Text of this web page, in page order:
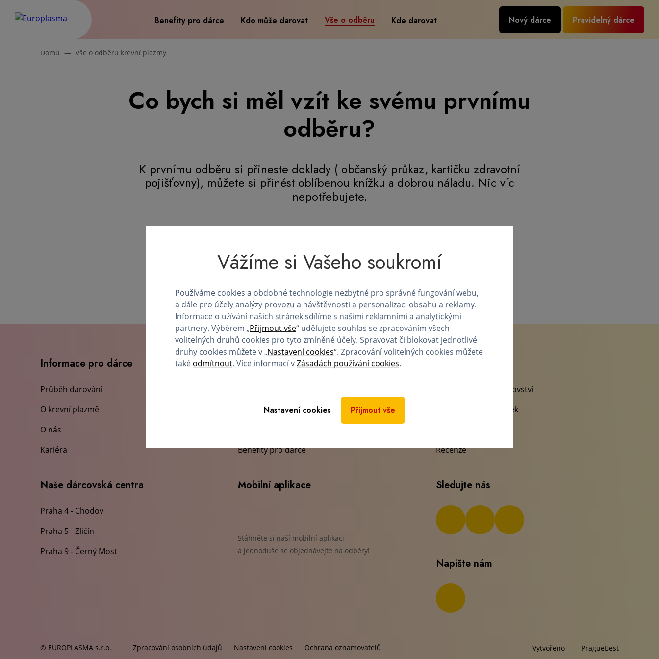
Benefity pro dárce Kdo může darovat Vše o odběru Kde darovat Nový dárce Pravidelný dárce
Domů — Vše o odběru krevní plazmy
Co bych si měl vzít ke svému prvnímu
odběru?
K prvnímu odběru si přineste doklady ( občanský průkaz, kartičku zdravotní
pojišťovny), můžete si přinést oblíbenou knížku a dobrou náladu. Nic víc
nepotřebujete.
Vše o odběru Benefity pro dárce
Informace pro dárce
Průběh darování
O krevní plazmě
O nás
Kariéra
Výhody pro dárce
Věrnostní program
Benefity pro dárce
Bezpříspěvkové dárcovství
Doporučený jídelníček
Recenze
Naše dárcovská centra
Praha 4 - Chodov
Praha 5 - Zličín
Praha 9 - Černý Most
Mobilní aplikace
Stáhněte si naší mobilní aplikaci
a jednoduše se objednávejte na odběry!
Sledujte nás
Napište nám
© EUROPLASMA s.r.o. Zpracování osobních údajů Nastavení cookies Ochrana oznamovatelů Vytvořeno PragueBest
Vážíme si Vašeho soukromí
Používáme cookies a obdobné technologie nezbytné pro správné fungování webu,
a dále pro účely analýzy provozu a návštěvnosti a personalizaci obsahu a reklamy.
Informace o užívání našich stránek sdílíme s našimi reklamními a analytickými
partnery. Výběrem „Přijmout vše“ udělujete souhlas se zpracováním všech
volitelných druhů cookies pro tyto zmíněné účely. Spravovat či blokovat jednotlivé
druhy cookies můžete v „Nastavení cookies“. Zpracování volitelných cookies můžete
také odmítnout. Více informací vZásadách používání cookies.
Nastavení cookies Přijmout vše